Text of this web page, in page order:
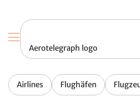
Aerotelegraph logo
Airlines Flughäfen